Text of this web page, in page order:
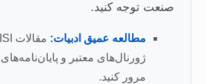
صنعت توجه کنید.
مطالعه عمیق ادبیات:
ژورنال‌های معتبر و پایان‌نامه‌های
مرور کنید.